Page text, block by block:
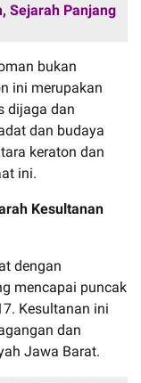
Sejarah Panjang
bukan
ini merupakan
dijaga dan
dan budaya
keraton dan
ini.
Kesultanan
dengan
mencapai puncak
Kesultanan ini
dan
Jawa Barat.